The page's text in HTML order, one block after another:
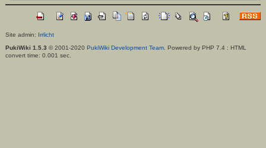
Site admin: Irrlicht
PukiWiki 1.5.3 © 2001-2020 PukiWiki Development Team. Powered by PHP 7.4 : HTML
convert time: 0.001 sec.